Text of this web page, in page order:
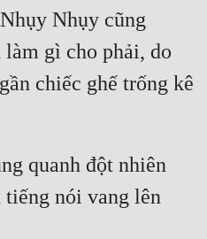
Nhụy cũng
gì cho phải, do
chiếc ghế trống kê
quanh đột nhiên
nói vang lên